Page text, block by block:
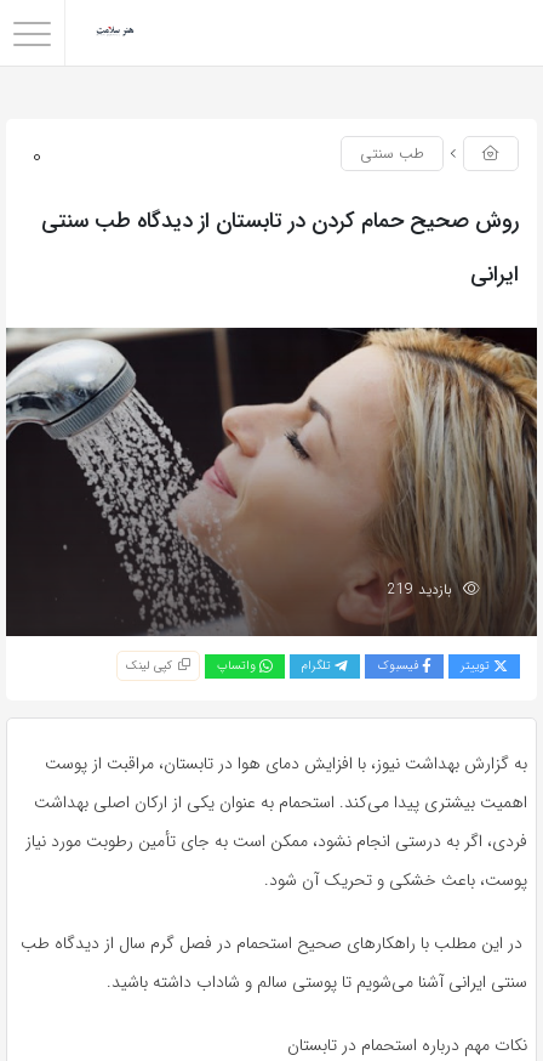
0 طب سنتی
روش صحیح حمام کردن در تابستان از دیدگاه طب سنتی
ایرانی
بازدید 219
توییتر فیسبوک تلگرام واتساپ کپی لینک
به گزارش بهداشت نیوز، با افزایش دمای هوا در تابستان، مراقبت از پوست
اهمیت بیشتری پیدا می‌کند. استحمام به عنوان یکی از ارکان اصلی بهداشت
فردی، اگر به درستی انجام نشود، ممکن است به جای تأمین رطوبت مورد نیاز
پوست، باعث خشکی و تحریک آن شود.
در این مطلب با راهکارهای صحیح استحمام در فصل گرم سال از دیدگاه طب
سنتی ایرانی آشنا می‌شویم تا پوستی سالم و شاداب داشته باشید.
نکات مهم درباره استحمام در تابستان